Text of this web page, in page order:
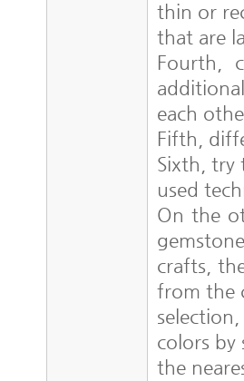
thin or
that are
Fourth,
each
Fifth,
Sixth, try
used
On the
crafts,
from the
colors
the